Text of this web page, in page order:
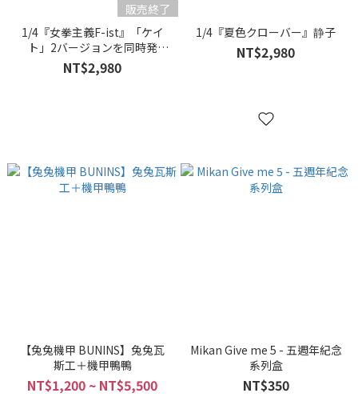
販売終了
1/4『女拳主義F-ist』「ケイ
ト」2バージョンを同時発
売！！
NT$2,980
1/4『夏色クローバー』静子
NT$2,980
【兔兔機甲 BUNINS】兔兔瓦
斯工＋機甲鴨鴨
NT$1,200 ~ NT$5,500
Mikan Give me 5 - 五週年紀念
系列盒
NT$350